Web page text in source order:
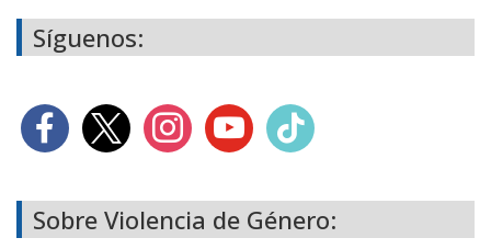
Síguenos:
Sobre Violencia de Género: